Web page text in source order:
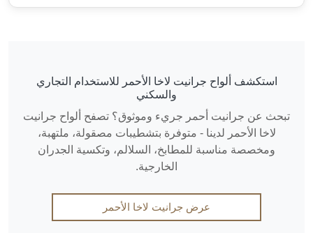
استكشف ألواح جرانيت لاخا الأحمر للاستخدام التجاري
والسكني
تبحث عن جرانيت أحمر جريء وموثوق؟ تصفح ألواح جرانيت
لاخا الأحمر لدينا - متوفرة بتشطيبات مصقولة، ملتهبة،
ومخصصة مناسبة للمطابخ، السلالم، وتكسية الجدران
الخارجية.
عرض جرانيت لاخا الأحمر